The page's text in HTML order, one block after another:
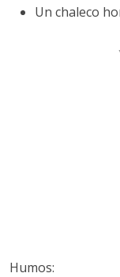
Un chaleco
Humos: